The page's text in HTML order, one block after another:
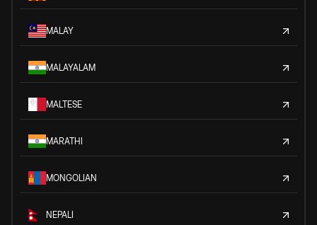
MALAY
MALAYALAM
MALTESE
MARATHI
MONGOLIAN
NEPALI